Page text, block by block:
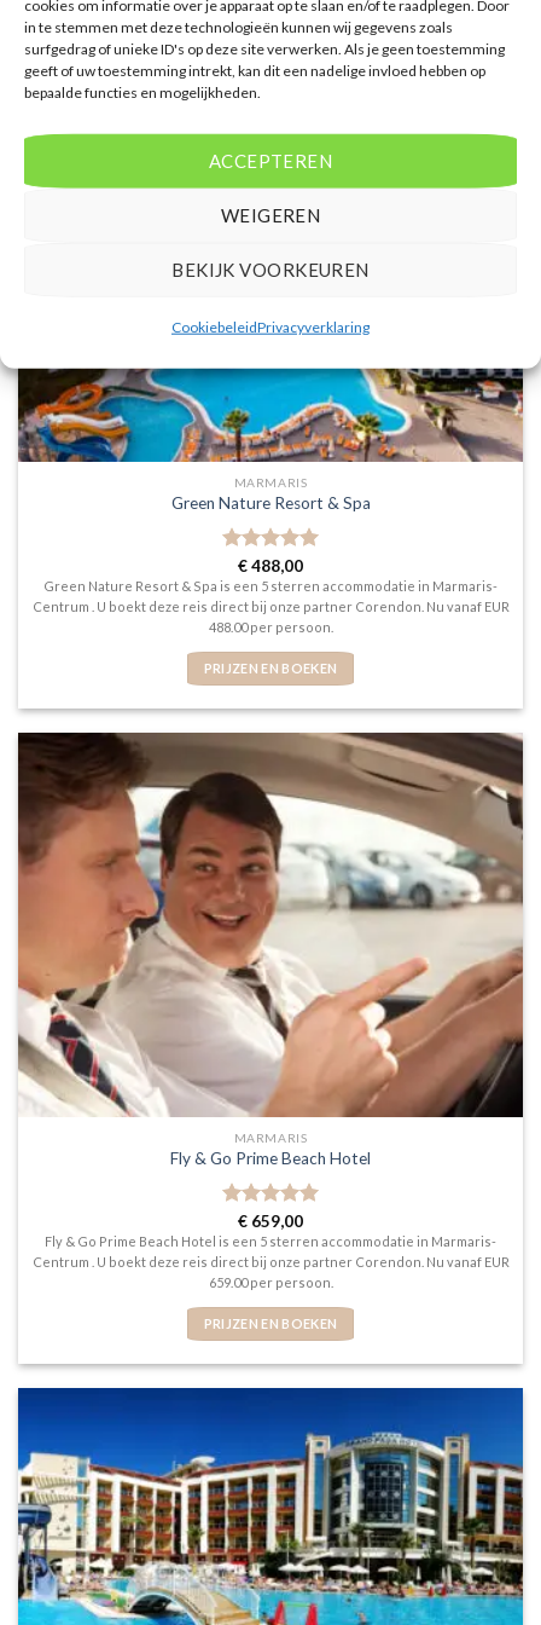
cookies om informatie over je apparaat op te slaan en/of te raadplegen. Door
in te stemmen met deze technologieën kunnen wij gegevens zoals
surfgedrag of unieke ID's op deze site verwerken. Als je geen toestemming
geeft of uw toestemming intrekt, kan dit een nadelige invloed hebben op
bepaalde functies en mogelijkheden.
ACCEPTEREN
WEIGEREN
BEKIJK VOORKEUREN
CookiebeleidPrivacyverklaring
PRIJZEN EN BOEKEN
MARMARIS
Green Nature Resort & Spa
Gewaardeerd
5 uit 5
€488,00
Green Nature Resort & Spa is een 5 sterren accommodatie in Marmaris-
Centrum . U boekt deze reis direct bij onze partner Corendon. Nu vanaf EUR
488.00 per persoon.
PRIJZEN EN BOEKEN
MARMARIS
Fly & Go Prime Beach Hotel
Gewaardeerd
5 uit 5
€ 659,00
Fly & Go Prime Beach Hotel is een 5 sterren accommodatie in Marmaris-
Centrum . U boekt deze reis direct bij onze partner Corendon. Nu vanaf EUR
659.00 per persoon.
PRIJZEN EN BOEKEN